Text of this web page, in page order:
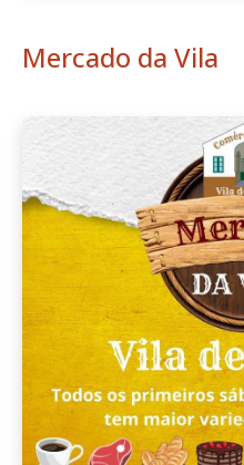
Mercado da Vila